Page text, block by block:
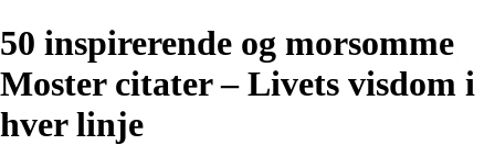
50 inspirerende og morsomme
Moster citater – Livets visdom i
hver linje